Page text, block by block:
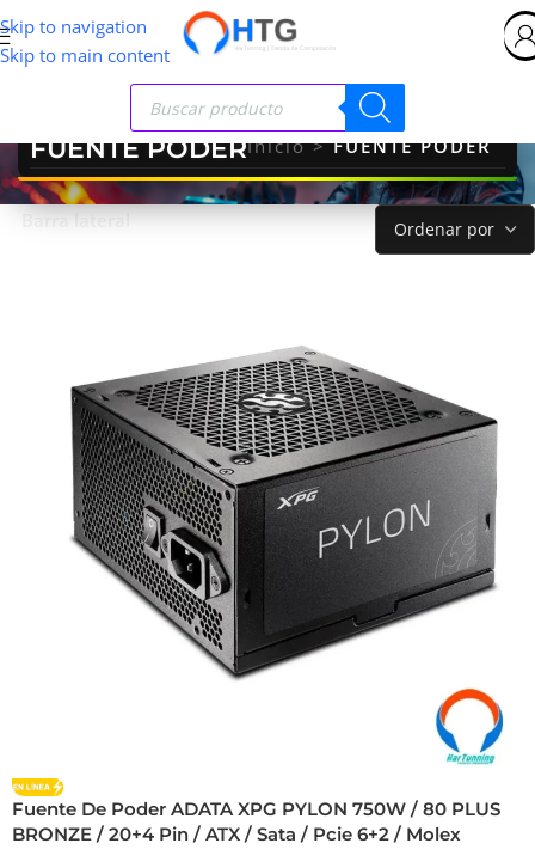
Skip to navigation
Skip to main content
FUENTE PODERInicio>FUENTE PODER
Barra lateral
Fuente De Poder ADATA XPG PYLON 750W / 80 PLUS
BRONZE / 20+4 Pin / ATX / Sata / Pcie 6+2 / Molex